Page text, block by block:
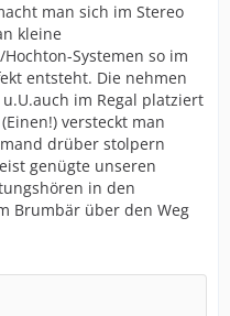
man sich im Stereo
kleine
Systemen so im
entsteht. Die nehmen
im Regal platziert
versteckt man
drüber stolpern
genügte unseren
in den
Brumbär über den Weg